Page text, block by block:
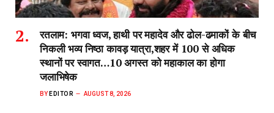
रतलाम: भगवा ध्वज, हाथी पर महादेव और ढोल-ढमाकों के बीच
निकली भव्य निष्ठा कावड़ यात्रा,शहर में 100 से अधिक
स्थानों पर स्वागत…10 अगस्त को महाकाल का होगा
जलाभिषेक
BY EDITOR AUGUST 8, 2026